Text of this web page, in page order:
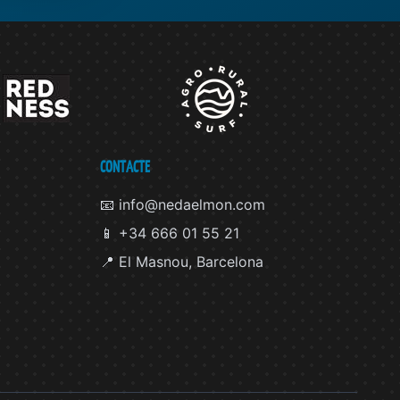
CONTACTE
📧 info@nedaelmon.com
📱 +34 666 01 55 21
📍 El Masnou, Barcelona